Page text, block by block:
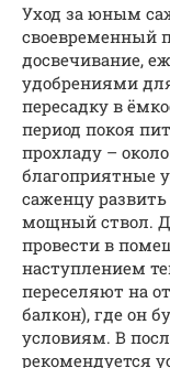
Уход за юным
своевременный
досвечивание,
удобрениями
пересадку в
период покоя
прохладу –
благоприятные
саженцу
мощный ствол.
провести в
наступлением
переселяют на
балкон), где он
условиям. В
рекомендуется